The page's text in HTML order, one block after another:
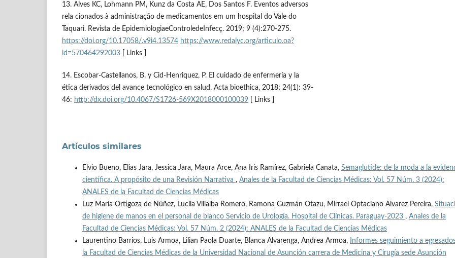
13. Alves KC, Lohmann PM, Kunz da Costa AE, Dos Santos F. Eventos adversos
rela cionados à administração de medicamentos em um hospital do Vale do
Taquari. Revista de EpidemiologiaeControledeInfecç. 2019; 9 (4):270-275.
https://doi.org/10.17058/.v9i4.13574 https://www.redalyc.org/articulo.oa?
id=570464292003 [ Links ]
14. Escobar-Castellanos, B. y Cid-Henriquez, P. El cuidado de enfermería y la
ética derivados del avance tecnológico en salud. Acta bioethica, 2018; 24(1): 39-
46: http://dx.doi.org/10.4067/S1726-569X2018000100039 [ Links ]
Artículos similares
Elvio Bueno, Elias Jara, Jessica Jara, Maura Arce, Ana Iris Ramírez, Gabriela Canata, Semaglutide: de la moda a la
científica. A propósito de una Revisión Narrativa , Anales de la Facultad de Ciencias Médicas: Vol. 57 Núm. 3 (2024):
ANALES de la Facultad de Ciencias Médicas
Luz María Ortigoza de Núñez, Lucila Villalba Romero, Ramona Guzmán Otazu, Mirrael Optaciano Alvarez Pereira,
de higiene de manos en el personal de blanco Servicio de Urología. Hospital de Clínicas. Paraguay-2023 , Anales de la
Facultad de Ciencias Médicas: Vol. 57 Núm. 2 (2024): ANALES de la Facultad de Ciencias Médicas
Laurentino Barrios, Luis Armoa, Lilian Paola Duarte, Blanca Alvarenga, Andrea Armoa,
Informes seguimiento a
la Facultad de Ciencias Médicas de la Universidad Nacional de Asunción carrera de Medicina y Cirugía sede Asunción